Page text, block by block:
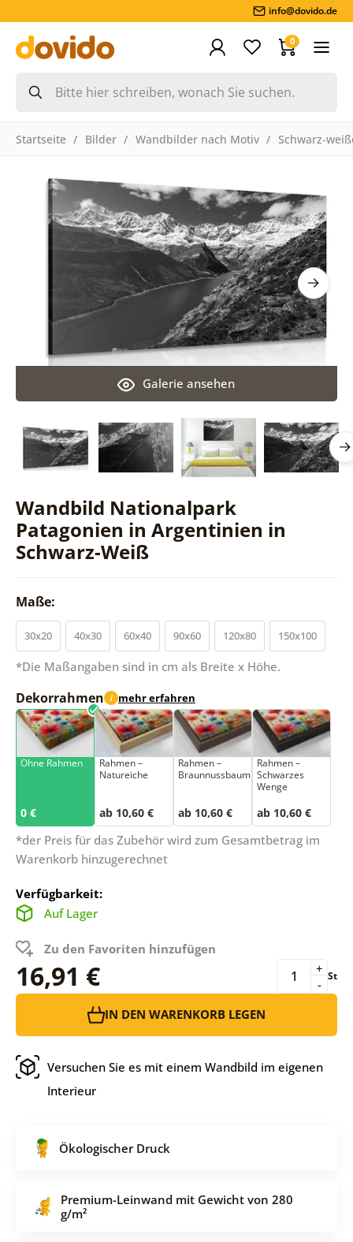
info@dovido.de
0
Startseite Bilder Wandbilder nach Motiv Schwarz-
Wandbild Nationalpark
Patagonien in Argentinien in
Schwarz-Weiß
Galerie ansehen
Maße:
30x20 40x30 60x40 90x60 120x80 150x100
*Die Maßangaben sind in cm als Breite x Höhe.
Dekorrahmen i mehr erfahren
Ohne Rahmen
0 €
Rahmen –
Natureiche
ab 10,60 €
Rahmen –
Braunnussbaum
ab 10,60 €
Rahmen –
Schwarzes
Wenge
ab 10,60 €
*der Preis für das Zubehör wird zum Gesamtbetrag im
Warenkorb hinzugerechnet
Verfügbarkeit:
Auf Lager
Zu den Favoriten hinzufügen
16,91 € -
+ St
IN DEN WARENKORB LEGEN
Versuchen Sie es mit einem Wandbild im eigenen
Interieur
Ökologischer Druck
Premium-Leinwand mit Gewicht von 280
g/m²